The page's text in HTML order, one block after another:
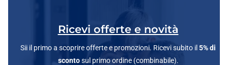
Ricevi offerte e novità
Sii il primo a scoprire offerte e promozioni. Ricevi subito il 5% di
scontosul primo ordine (combinabile).